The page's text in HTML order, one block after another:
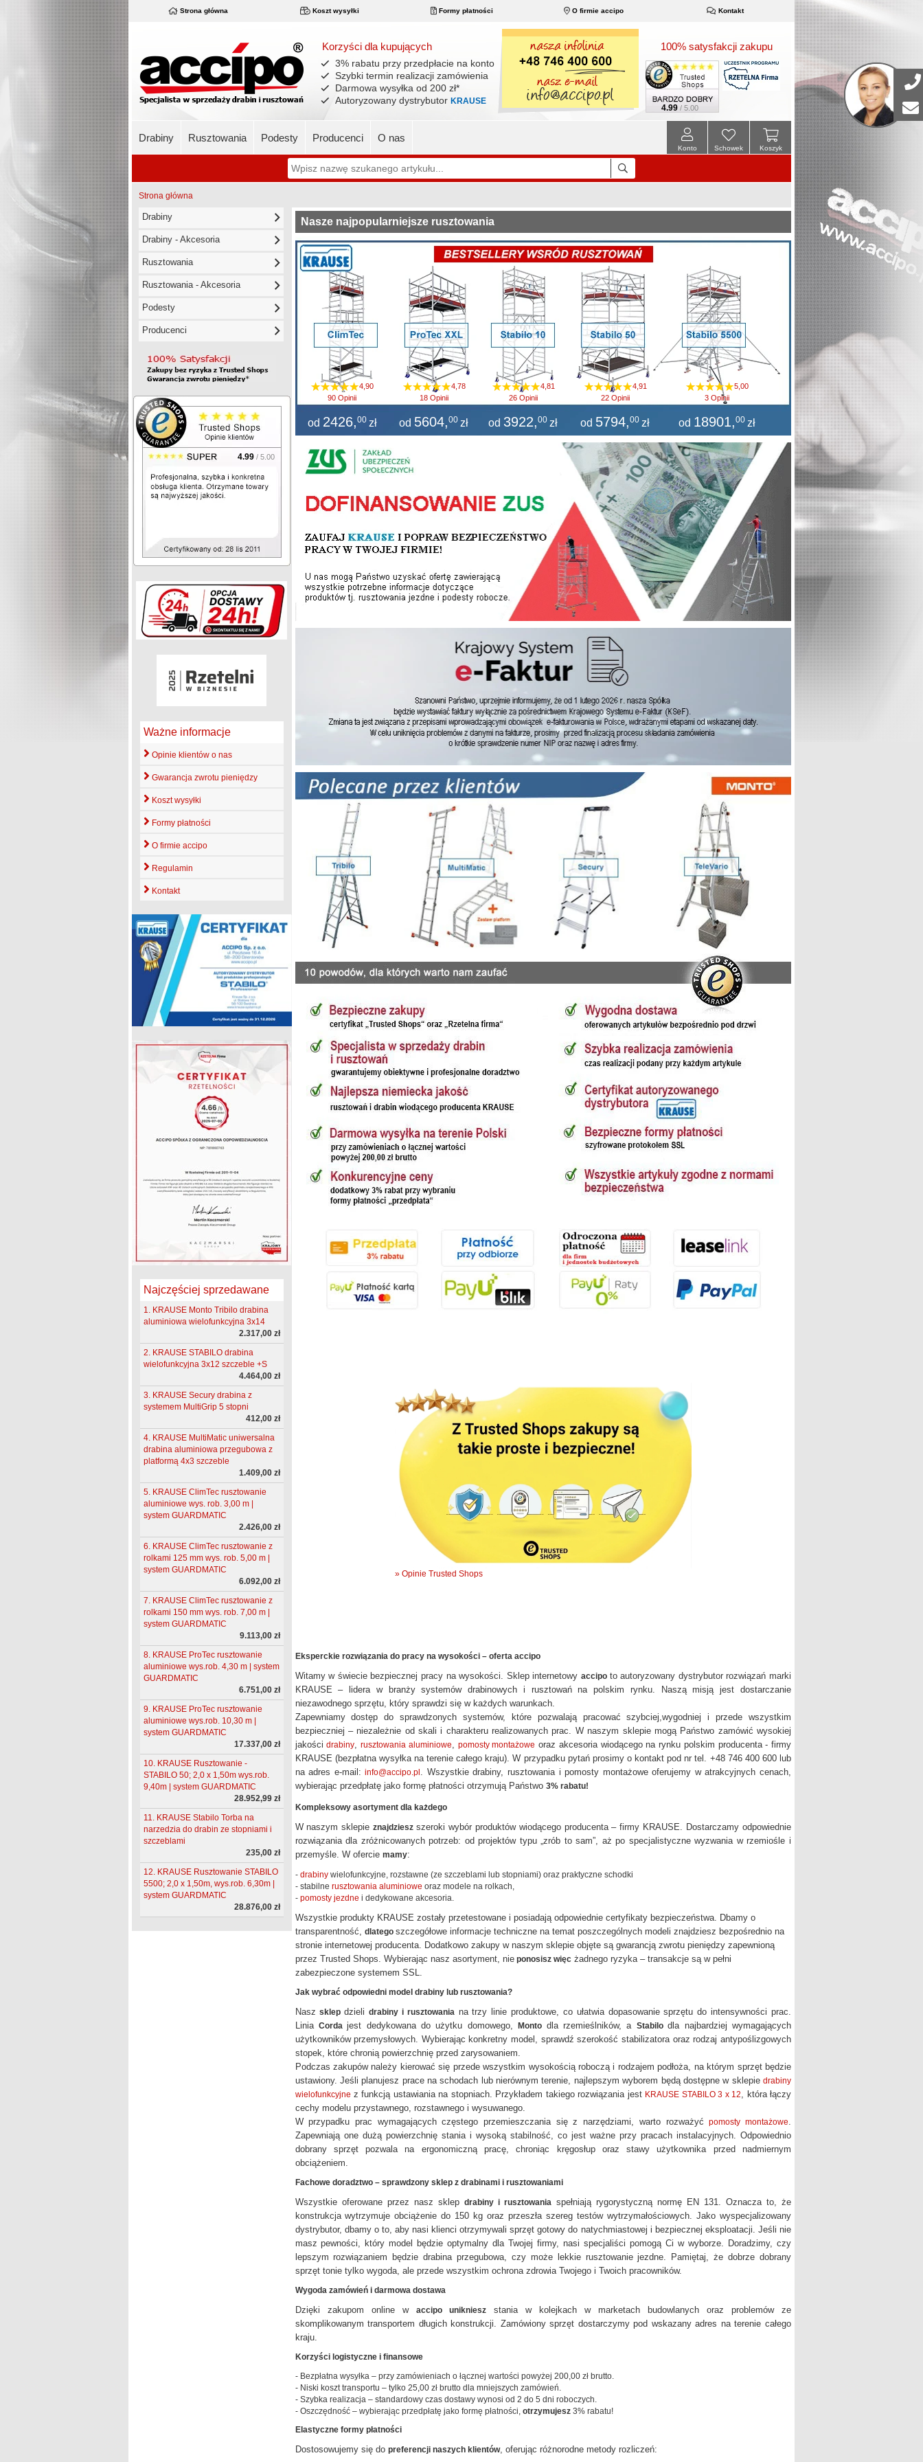
Strona główna Koszt wysyłki Formy płatności O firmie accipo Kontakt
Korzyści dla kupujących
3% rabatu przy przedpłacie na konto
Szybki termin realizacji zamówienia
Darmowa wysyłka od 200 zł*
Autoryzowany dystrybutor KRAUSE
100% satysfakcji zakupu
4.99 / 5.00
Drabiny Rusztowania Podesty Producenci O nas
Koszyk
Schowek
Konto
Strona główna
Drabiny
Drabiny - Akcesoria
Rusztowania
Rusztowania - Akcesoria
Podesty
Producenci
4.99 / 5.00
Ważne informacje
Opinie klientów o nas
Gwarancja zwrotu pieniędzy
Koszt wysyłki
Formy płatności
O firmie accipo
Regulamin
Kontakt
Najczęściej sprzedawane
1. KRAUSE Monto Tribilo drabina
aluminiowa wielofunkcyjna 3x14
2.317,00 zł
2. KRAUSE STABILO drabina
wielofunkcyjna 3x12 szczeble +S
4.464,00 zł
3. KRAUSE Secury drabina z
systemem MultiGrip 5 stopni
412,00 zł
4. KRAUSE MultiMatic uniwersalna
drabina aluminiowa przegubowa z
platformą 4x3 szczeble
1.409,00 zł
5. KRAUSE ClimTec rusztowanie
aluminiowe wys. rob. 3,00 m |
system GUARDMATIC
2.426,00 zł
6. KRAUSE ClimTec rusztowanie z
rolkami 125 mm wys. rob. 5,00 m |
system GUARDMATIC
6.092,00 zł
7. KRAUSE ClimTec rusztowanie z
rolkami 150 mm wys. rob. 7,00 m |
system GUARDMATIC
9.113,00 zł
8. KRAUSE ProTec rusztowanie
aluminiowe wys.rob. 4,30 m | system
GUARDMATIC
6.751,00 zł
9. KRAUSE ProTec rusztowanie
aluminiowe wys.rob. 10,30 m |
system GUARDMATIC
17.337,00 zł
10. KRAUSE Rusztowanie -
STABILO 50; 2,0 x 1,50m wys.rob.
9,40m | system GUARDMATIC
28.952,99 zł
11. KRAUSE Stabilo Torba na
narzedzia do drabin ze stopniami i
szczeblami
235,00 zł
12. KRAUSE Rusztowanie STABILO
5500; 2,0 x 1,50m, wys.rob. 6,30m |
system GUARDMATIC
28.876,00 zł
Nasze najpopularniejsze rusztowania
4,90
90 Opinii
od 2426,00 zł
4,78
18 Opinii
od 5604,00 zł
4,81
26 Opinii
od 3922,00 zł
4,91
22 Opinii
od 5794,00 zł
5,00
3 Opinii
od 18901,00 zł
» Opinie Trusted Shops
Eksperckie rozwiązania do pracy na wysokości – oferta accipo
Witamy w świecie bezpiecznej pracy na wysokości. Sklep internetowy accipo to autoryzowany dystrybutor rozwiązań marki
KRAUSE – lidera w branży systemów drabinowych i rusztowań na polskim rynku. Naszą misją jest dostarczanie
niezawodnego sprzętu, który sprawdzi się w każdych warunkach.
Zapewniamy dostęp do sprawdzonych systemów, które pozwalają pracować szybciej,wygodniej i przede wszystkim
bezpieczniej – niezależnie od skali i charakteru realizowanych prac. W naszym sklepie mogą Państwo zamówić wysokiej
jakościdrabiny, rusztowania aluminiowe, pomosty montażowe oraz akcesoria wiodącego na rynku polskim producenta - firmy
KRAUSE (bezpłatna wysyłka na terenie całego kraju). W przypadku pytań prosimy o kontakt pod nr tel. +48 746 400 600 lub
na adres e-mail:info@accipo.pl . Wszystkie drabiny, rusztowania i pomosty montażowe oferujemy w atrakcyjnych cenach,
wybierając przedpłatę jako formę płatności otrzymują Państwo 3% rabatu!
Kompleksowy asortyment dla każdego
W naszym sklepieznajdzieszszeroki wybór produktów wiodącego producenta – firmy KRAUSE. Dostarczamy odpowiednie
rozwiązania dla zróżnicowanych potrzeb: od projektów typu „zrób to sam”, aż po specjalistyczne wyzwania w rzemiośle i
przemyśle. W ofercie mamy:
- drabinywielofunkcyjne, rozstawne (ze szczeblami lub stopniami) oraz praktyczne schodki
- stabilne rusztowania aluminiowe oraz modele na rolkach,
- pomosty jezdne i dedykowane akcesoria.
Wszystkie produkty KRAUSE zostały przetestowane i posiadają odpowiednie certyfikaty bezpieczeństwa. Dbamy o
transparentność, dlatego szczegółowe informacje techniczne na temat poszczególnych modeli znajdziesz bezpośrednio na
stronie internetowej producenta. Dodatkowo zakupy w naszym sklepie objęte są gwarancją zwrotu pieniędzy zapewnioną
przez Trusted Shops. Wybierając nasz asortyment, nieponosisz więcżadnego ryzyka – transakcje są w pełni
zabezpieczone systemem SSL.
Jak wybrać odpowiedni model drabiny lub rusztowania?
Naszsklepdzielidrabiny i rusztowaniana trzy linie produktowe, co ułatwia dopasowanie sprzętu do intensywności prac.
Linia Cordajest dedykowana do użytku domowego,Monto dla rzemieślników, a Stabilodla najbardziej wymagających
użytkowników przemysłowych. Wybierając konkretny model, sprawdź szerokość stabilizatora oraz rodzaj antypoślizgowych
stopek, które chronią powierzchnię przed zarysowaniem.
Podczas zakupów należy kierować się przede wszystkim wysokością roboczą i rodzajem podłoża, na którym sprzęt będzie
ustawiony. Jeśli planujesz prace na schodach lub nierównym terenie, najlepszym wyborem będą dostępne w sklepie drabiny
wielofunkcyjne z funkcją ustawiania na stopniach. Przykładem takiego rozwiązania jest KRAUSE STABILO 3 x 12, która łączy
cechy modelu przystawnego, rozstawnego i wysuwanego.
W przypadku prac wymagających częstego przemieszczania się z narzędziami, warto rozważyćpomosty montażowe.
Zapewniają one dużą powierzchnię stania i wysoką stabilność, co jest ważne przy pracach instalacyjnych. Odpowiednio
dobrany sprzęt pozwala na ergonomiczną pracę, chroniąc kręgosłup oraz stawy użytkownika przed nadmiernym
obciążeniem.
Fachowe doradztwo – sprawdzony sklep z drabinami i rusztowaniami
Wszystkie oferowane przez nasz sklep drabiny i rusztowaniaspełniają rygorystyczną normę EN 131. Oznacza to, że
konstrukcja wytrzymuje obciążenie do 150 kg oraz przeszła szereg testów wytrzymałościowych. Jako wyspecjalizowany
dystrybutor, dbamy o to, aby nasi klienci otrzymywali sprzęt gotowy do natychmiastowej i bezpiecznej eksploatacji. Jeśli nie
masz pewności, który model będzie optymalny dla Twojej firmy, nasi specjaliści pomogą Ci w wyborze. Doradzimy, czy
lepszym rozwiązaniem będzie drabina przegubowa, czy może lekkie rusztowanie jezdne. Pamiętaj, że dobrze dobrany
sprzęt tonie tylko wygoda, ale przede wszystkim ochrona zdrowia Twojego i Twoich pracowników.
Wygoda zamówień i darmowa dostawa
Dzięki zakupom online w accipo uniknieszstania w kolejkach w marketach budowlanych oraz problemów ze
skomplikowanym transportem długich konstrukcji. Zamówiony sprzęt dostarczymy pod wskazany adres na terenie całego
kraju.
Korzyści logistyczne i finansowe
- Bezpłatna wysyłka – przy zamówieniach o łącznej wartości powyżej 200,00 zł brutto.
- Niski koszt transportu – tylko 25,00 zł brutto dla mniejszych zamówień.
- Szybka realizacja – standardowy czas dostawy wynosi od 2 do 5 dni roboczych.
- Oszczędność – wybierając przedpłatę jako formę płatności, otrzymujesz3% rabatu!
Elastyczne formy płatności
Dostosowujemy się do preferencji naszych klientów, oferując różnorodne metody rozliczeń: